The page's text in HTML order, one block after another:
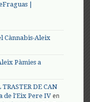
|
Cànnabis-Aleix
Pàmies a
DE CAN
de l'Eix Pere IV en